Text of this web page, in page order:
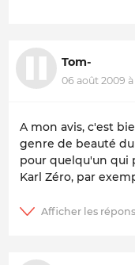
Tom-
06 août 2009
A mon avis, c'est
genre de beauté
pour quelqu'un qui
Karl Zéro, par